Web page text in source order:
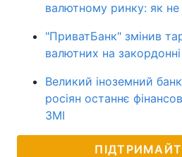
валютному ринку: як не
"ПриватБанк" змінив
валютних на
Великий іноземний
росіян останнє
ЗМІ